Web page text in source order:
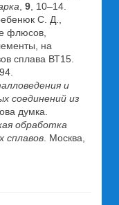
9 , 10–14.
С. Д.,
флюсов,
на
сплава ВТ15.
и
соединений из
думка.
обработка
сплавов . Москва,